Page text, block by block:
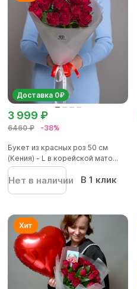
Доставка 0₽
6460 ₽ -38%
3 999 ₽
Букет из красных роз 50 см
(Кения) - L в корейской мато...
Нет в наличии В 1 клик